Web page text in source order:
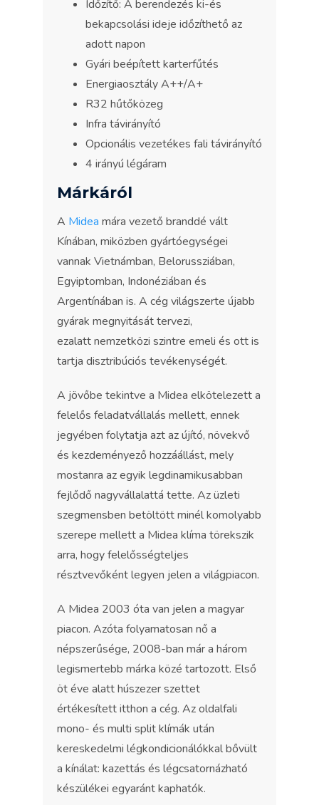
Időzítő: A berendezés ki-és
bekapcsolási ideje időzíthető az
adott napon
Gyári beépített karterfűtés
Energiaosztály A++/A+
R32 hűtőközeg
Infra távirányító
Opcionális vezetékes fali távirányító
4 irányú légáram
Márkáról
A Midea mára vezető branddé vált
Kínában, miközben gyártóegységei
vannak Vietnámban, Belorussziában,
Egyiptomban, Indonéziában és
Argentínában is. A cég világszerte újabb
gyárak megnyitását tervezi,
ezalatt nemzetközi szintre emeli és ott is
tartja disztribúciós tevékenységét.
A jövőbe tekintve a Midea elkötelezett a
felelős feladatvállalás mellett, ennek
jegyében folytatja azt az újító, növekvő
és kezdeményező hozzáállást, mely
mostanra az egyik legdinamikusabban
fejlődő nagyvállalattá tette. Az üzleti
szegmensben betöltött minél komolyabb
szerepe mellett a Midea klíma törekszik
arra, hogy felelősségteljes
résztvevőként legyen jelen a világpiacon.
A Midea 2003 óta van jelen a magyar
piacon. Azóta folyamatosan nő a
népszerűsége, 2008-ban már a három
legismertebb márka közé tartozott. Első
öt éve alatt húszezer szettet
értékesített itthon a cég. Az oldalfali
mono- és multi split klímák után
kereskedelmi légkondicionálókkal bővült
a kínálat: kazettás és légcsatornázható
készülékei egyaránt kaphatók.